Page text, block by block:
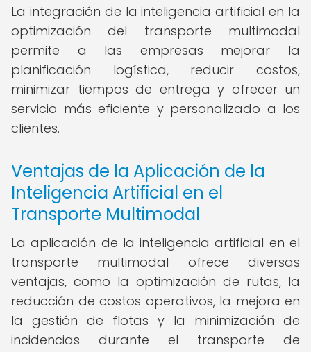
La integración de la inteligencia artificial en la
optimización del transporte multimodal
permite a las empresas mejorar la
planificación logística, reducir costos,
minimizar tiempos de entrega y ofrecer un
servicio más eficiente y personalizado a los
clientes.
Ventajas de la Aplicación de la
Inteligencia Artificial en el
Transporte Multimodal
La aplicación de la inteligencia artificial en el
transporte multimodal ofrece diversas
ventajas, como la optimización de rutas, la
reducción de costos operativos, la mejora en
la gestión de flotas y la minimización de
incidencias durante el transporte de